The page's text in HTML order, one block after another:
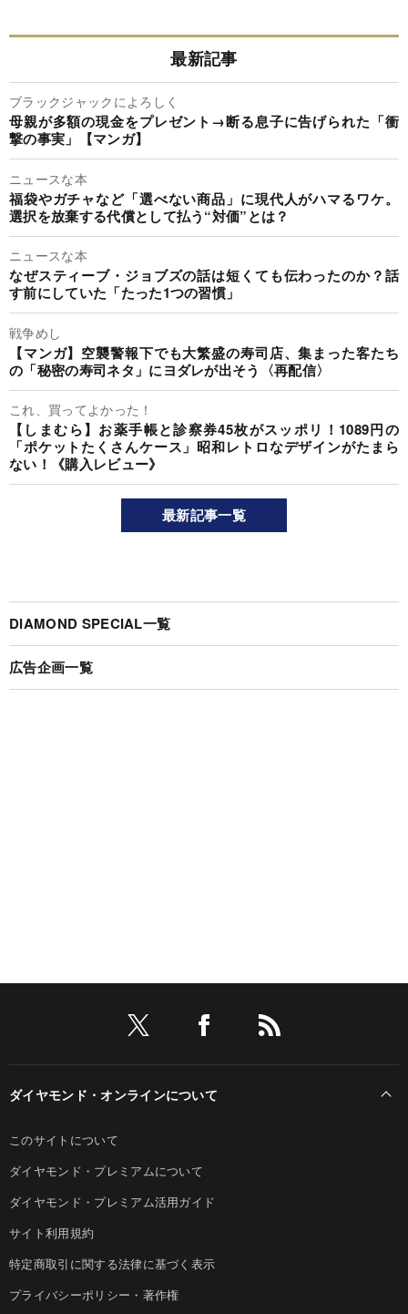
最新記事
ブラックジャックによろしく
母親が多額の現金をプレゼント→断る息子に告げられた「衝
撃の事実」【マンガ】
ニュースな本
福袋やガチャなど「選べない商品」に現代人がハマるワケ。
選択を放棄する代償として払う“対価”とは？
ニュースな本
なぜスティーブ・ジョブズの話は短くても伝わったのか？話
す前にしていた「たった1つの習慣」
戦争めし
【マンガ】空襲警報下でも大繁盛の寿司店、集まった客たち
の「秘密の寿司ネタ」にヨダレが出そう〈再配信〉
これ、買ってよかった！
【しまむら】お薬手帳と診察券45枚がスッポリ！1089円の
「ポケットたくさんケース」昭和レトロなデザインがたまら
ない！《購入レビュー》
最新記事一覧
DIAMOND SPECIAL一覧
広告企画一覧
ダイヤモンド・オンラインについて
このサイトについて
ダイヤモンド・プレミアムについて
ダイヤモンド・プレミアム活用ガイド
サイト利用規約
特定商取引に関する法律に基づく表示
プライバシーポリシー・著作権